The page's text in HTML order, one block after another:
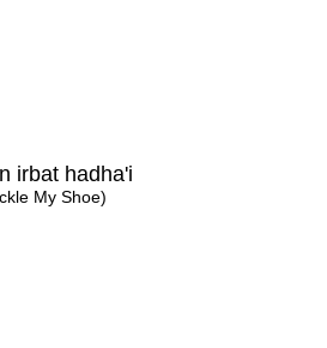
irbat hadha'i
My Shoe)